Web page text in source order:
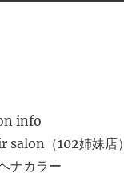
info
salon（102姉妹店）
ナカラー